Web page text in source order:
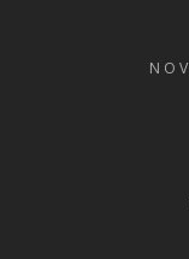
N O